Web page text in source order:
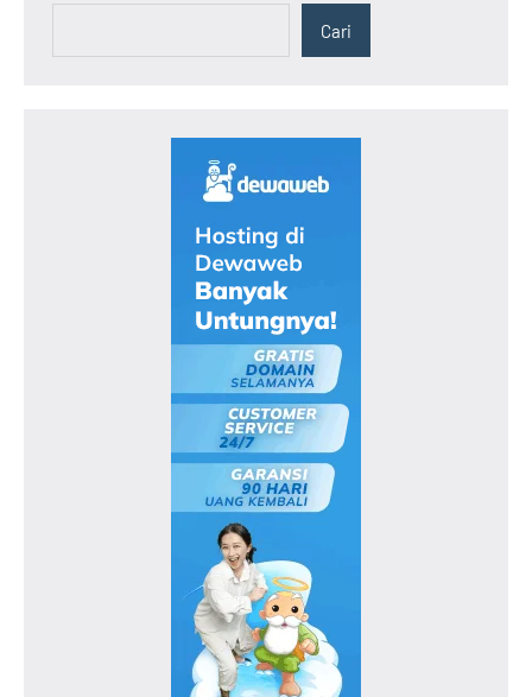
Cari